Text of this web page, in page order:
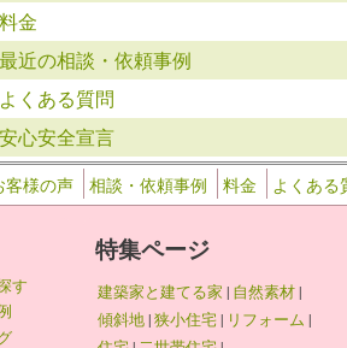
金
近の相談・依頼事例
くある質問
心安全宣言
客様の声 相談・依頼事例 料金 よくある
す
特集ページ
建築家と建てる家 | 自然素材|
傾斜地|狭小住宅| リフォーム |